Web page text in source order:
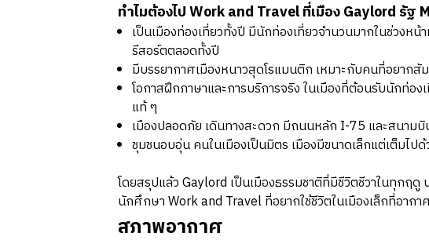
ทำไมต้องไป Work and Travel ที่เมือง Gaylord รัฐ
เป็นเมืองท่องเที่ยวทั้งปี มีนักท่องเที่ยวจำนวนมากในช่วงห
รีสอร์ตตลอดทั้งปี
มีบรรยากาศเมืองหนาวสุดโรแมนติก เหมาะกับคนที่อยากสั
โอกาสฝึกภาษาและการบริการจริง ในเมืองที่ต้อนรับนักท่
แท้ ๆ
เมืองปลอดภัย เดินทางสะดวก มีถนนหลัก I-75 และสนาม
ชุมชนอบอุ่น คนในเมืองเป็นมิตร เมืองมีขนาดเล็กแต่เต็มไป
โดยสรุปแล้ว Gaylord เป็นเมืองธรรมชาติที่มีชีวิตชีวาในทุกฤ
นักศึกษา Work and Travel ที่อยากใช้ชีวิตในเมืองเล็กที่อาก
สภาพอากาศ